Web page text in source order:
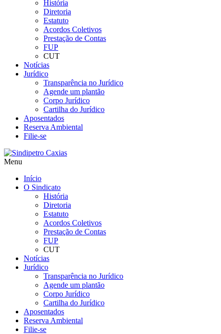
História
Diretoria
Estatuto
Acordos Coletivos
Prestação de Contas
FUP
CUT
Notícias
Jurídico
Transparência no Jurídico
Agende um plantão
Corpo Jurídico
Cartilha do Jurídico
Aposentados
Reserva Ambiental
Filie-se
Menu
Início
O Sindicato
História
Diretoria
Estatuto
Acordos Coletivos
Prestação de Contas
FUP
CUT
Notícias
Jurídico
Transparência no Jurídico
Agende um plantão
Corpo Jurídico
Cartilha do Jurídico
Aposentados
Reserva Ambiental
Filie-se